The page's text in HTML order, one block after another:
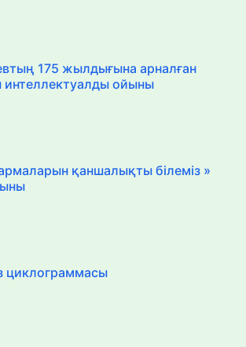
175 жылдығына арналған
интеллектуалды ойыны
қаншалықты білеміз »
циклограммасы